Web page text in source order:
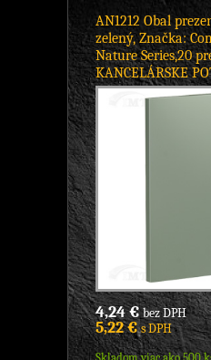
AN1212 Obal
zelený, Značka:
Nature Series,20
KANCELÁRSKE
4,24 €bez DPH
5,22 €s DPH